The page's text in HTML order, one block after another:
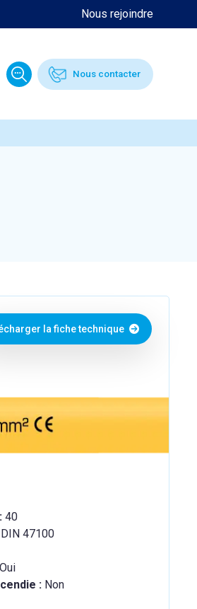
Nous rejoindre
Nous contacter
la fiche technique
40
DIN 47100
Oui
: Non